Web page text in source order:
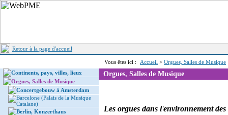
Retour à la page d'accueil
Vous êtes ici : Accueil > Orgues, Salles de Musique
Continents, pays, villes, lieux
Orgues, Salles de Musique
Concertgebouw à Amsterdam
Barcelone (Palais de la Musique
Catalane)
Berlin, Konzerthaus
Orgues, Salles de Musique
Les orgues dans l'environnement des